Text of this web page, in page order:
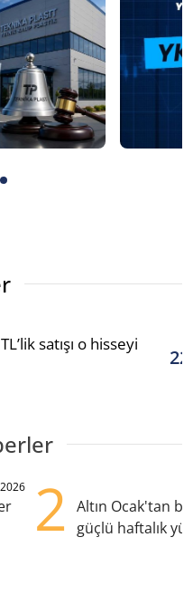
satışı o hisseyi
2
Altın Ocak'tan
güçlü haftalık